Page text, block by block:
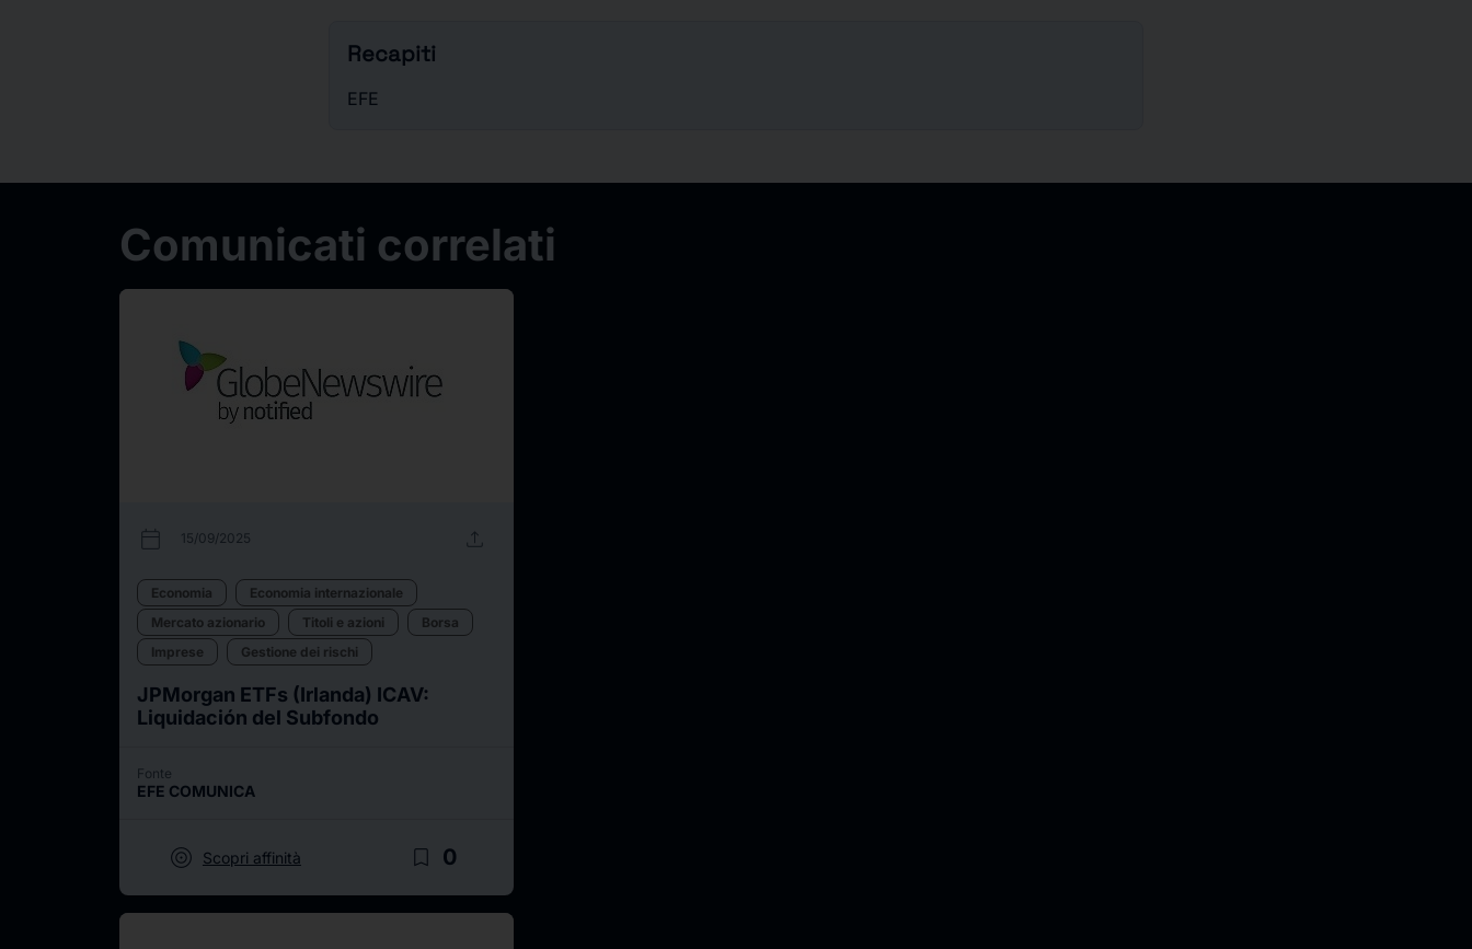
Recapiti
EFE
Comunicati correlati
calendar_today 15/09/2025 upload
Economia
Economia internazionale
Mercato azionario
Titoli e azioni
Borsa
Imprese
Gestione dei rischi
JPMorgan ETFs (Irlanda) ICAV:
Liquidación del Subfondo
Fonte
EFE COMUNICA
target Scopri affinità bookmark_border 0